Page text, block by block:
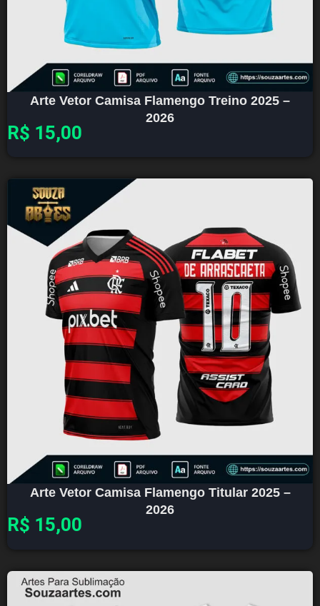
Arte Vetor Camisa Flamengo Treino 2025 –
2026
R$ 15,00
Arte Vetor Camisa Flamengo Titular 2025 –
2026
R$ 15,00